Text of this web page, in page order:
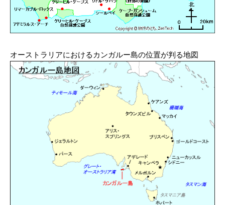
オーストラリアにおけるカンガルー島の位置が判る地図